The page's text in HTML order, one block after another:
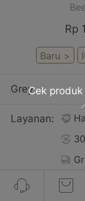
Rp
Baru >
Grey​
Layanan:
Cek